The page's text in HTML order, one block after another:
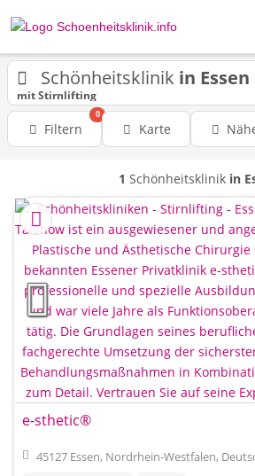
Schönheitsklinik in Essen
mit Stirnlifting
Filtern
0
Karte
1 Schönheitsklinik in
e-sthetic®
45127 Essen, Nordrhein-Westfalen,